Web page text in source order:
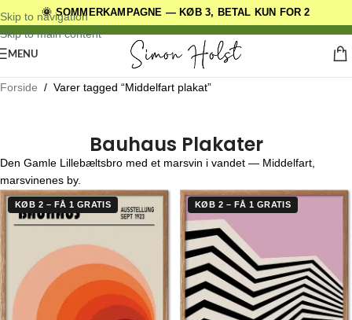
🌞 SOMMERKAMPAGNE — KØB 3, BETAL KUN FOR 2
Skip to navigation
Skip to main content
DANSKE ORIGINALE DESIGNS
MENU
Forside / Varer tagged “Middelfart plakat”
Bauhaus Plakater
Den Gamle Lillebæltsbro med et marsvin i vandet — Middelfart,
marsvinenes by.
KØB 2 – FÅ 1 GRATIS KØB 2 – FÅ 1 GRATIS